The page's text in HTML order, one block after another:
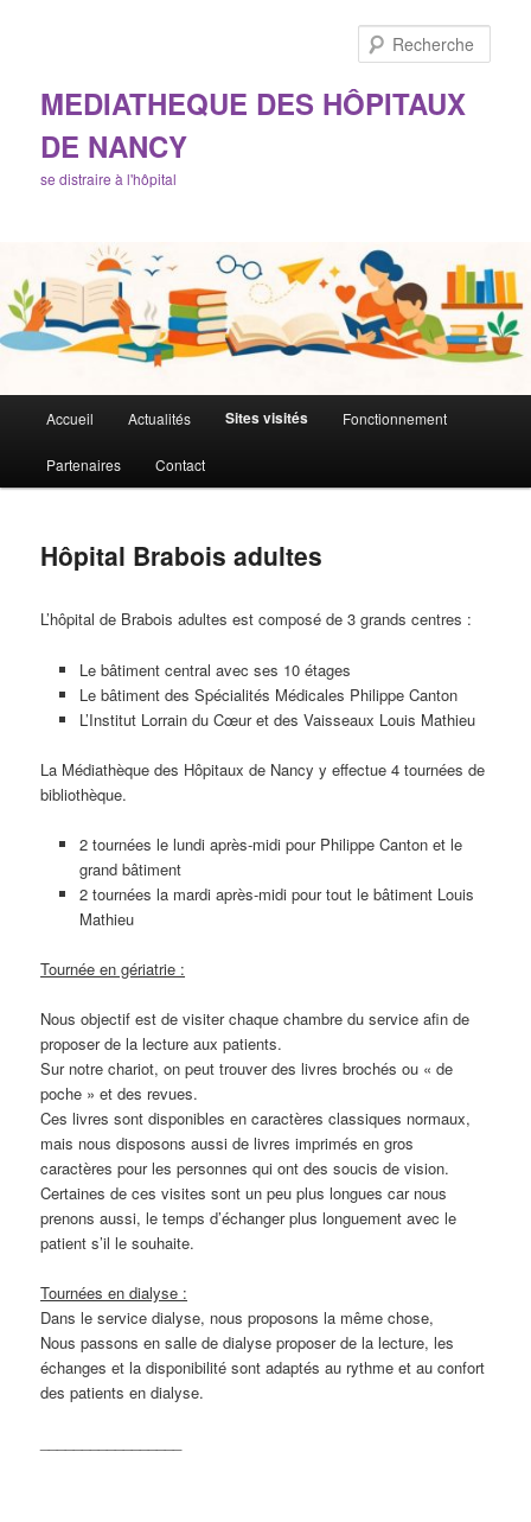
MEDIATHEQUE DES HÔPITAUX
DE NANCY
se distraire à l'hôpital
principal
Accueil Actualités Sites visités Fonctionnement
Partenaires Contact
Hôpital Brabois adultes
L’hôpital de Brabois adultes est composé de 3 grands centres :
Le bâtiment central avec ses 10 étages
Le bâtiment des Spécialités Médicales Philippe Canton
L’Institut Lorrain du Cœur et des Vaisseaux Louis Mathieu
La Médiathèque des Hôpitaux de Nancy y effectue 4 tournées de
bibliothèque.
2 tournées le lundi après-midi pour Philippe Canton et le
grand bâtiment
2 tournées la mardi après-midi pour tout le bâtiment Louis
Mathieu
Tournée en gériatrie :
Nous objectif est de visiter chaque chambre du service afin de
proposer de la lecture aux patients.
Sur notre chariot, on peut trouver des livres brochés ou « de
poche » et des revues.
Ces livres sont disponibles en caractères classiques normaux,
mais nous disposons aussi de livres imprimés en gros
caractères pour les personnes qui ont des soucis de vision.
Certaines de ces visites sont un peu plus longues car nous
prenons aussi, le temps d’échanger plus longuement avec le
patient s’il le souhaite.
Tournées en dialyse :
Dans le service dialyse, nous proposons la même chose,
Nous passons en salle de dialyse proposer de la lecture, les
échanges et la disponibilité sont adaptés au rythme et au confort
des patients en dialyse.